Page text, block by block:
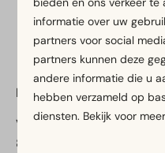
Veilig betalen
EuroParcs Bad
Varelseweg 211
8077 RB Hulshorst
informatie over uw
partners voor social
partners kunnen deze
andere informatie die u
hebben verzameld op
diensten. Bekijk voor